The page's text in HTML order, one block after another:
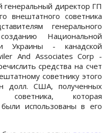
директор ГП
внештатного советника
генерального
Национальной
Украины - канадской
And Associates Corp -
средства на счет
советнику этого
долл. США, полученных
советника, которая
использованы в его